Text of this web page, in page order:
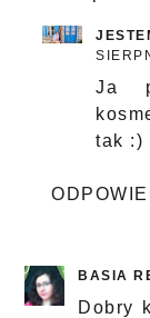
Ja
tak :)
BASIA
Dobry